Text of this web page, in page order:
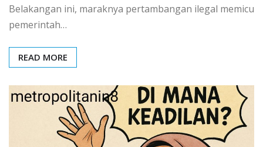
Belakangan ini, maraknya pertambangan ilegal memicu
pemerintah…
READ MORE